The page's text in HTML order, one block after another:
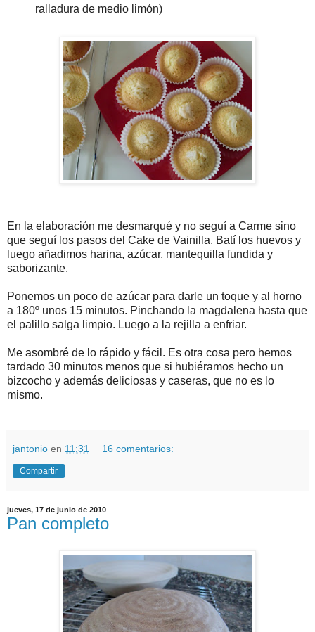
ralladura de medio limón)
En la elaboración me desmarqué y no seguí a Carme sino
que seguí los pasos del Cake de Vainilla. Batí los huevos y
luego añadimos harina, azúcar, mantequilla fundida y
saborizante.
Ponemos un poco de azúcar para darle un toque y al horno
a 180º unos 15 minutos. Pinchando la magdalena hasta que
el palillo salga limpio. Luego a la rejilla a enfriar.
Me asombré de lo rápido y fácil. Es otra cosa pero hemos
tardado 30 minutos menos que si hubiéramos hecho un
bizcocho y además deliciosas y caseras, que no es lo
mismo.
jantonio en 11:31 16 comentarios:
Compartir
jueves, 17 de junio de 2010
Pan completo